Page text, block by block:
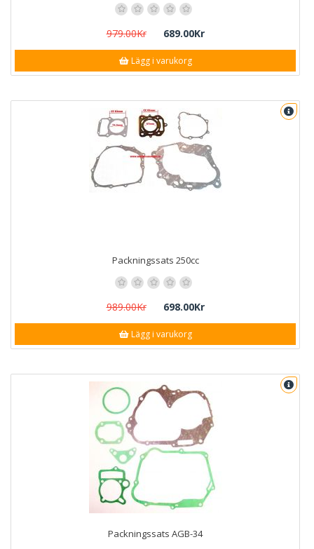
979.00Kr 689.00Kr
Lägg i varukorg
Packningssats 250cc
989.00Kr 698.00Kr
Lägg i varukorg
Packningssats AGB-34